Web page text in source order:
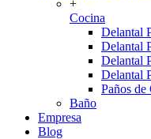
+
Cocina
Delantal
Delantal
Delantal
Delantal
Paños de
Baño
Empresa
Blog